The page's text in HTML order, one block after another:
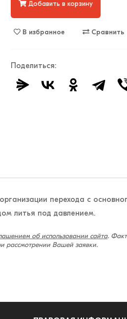
Добавить в корзину
В избранное Сравнить
Поделиться:
перехода с
литья под давлением.
об использовании сайта.
рассмотрении Вашей заявки.